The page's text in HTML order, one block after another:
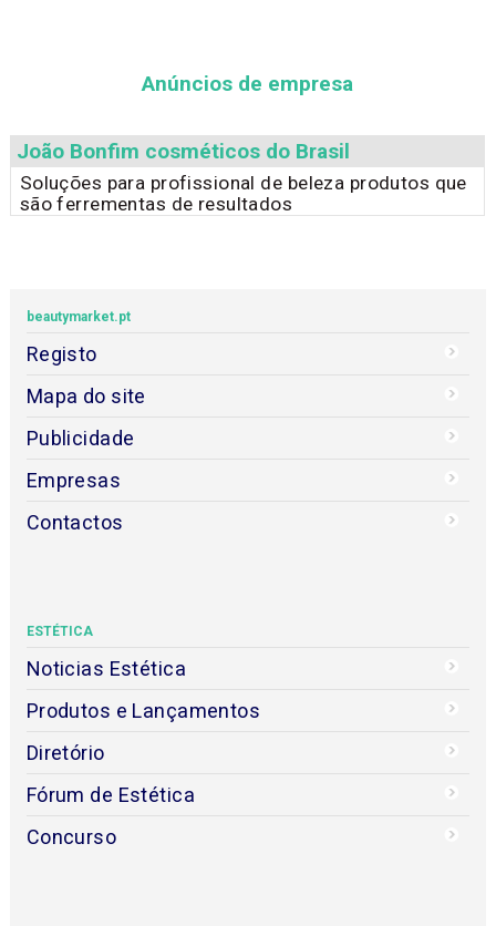
Anúncios de empresa
João Bonfim cosméticos do Brasil
Soluções para profissional de beleza produtos que
são ferrementas de resultados
beautymarket.pt
Registo
Mapa do site
Publicidade
Empresas
Contactos
ESTÉTICA
Noticias Estética
Produtos e Lançamentos
Diretório
Fórum de Estética
Concurso